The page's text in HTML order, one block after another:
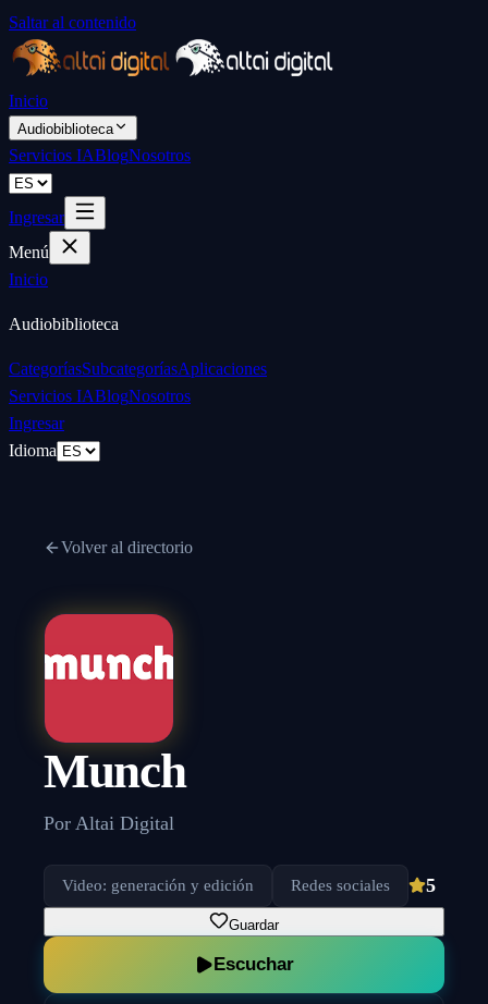
Saltar al contenido
Inicio
Audiobiblioteca
Servicios IABlogNosotros
Ingresar
Menú
Inicio
Audiobiblioteca
CategoríasSubcategoríasAplicaciones
Servicios IABlogNosotros
Ingresar
Idioma
Volver al directorio
Munch
Por Altai Digital
Video: generación y edición Redes sociales 5
Guardar
Escuchar